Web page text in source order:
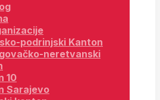
podrinjski Kanton
neretvanski
10
Sarajevo